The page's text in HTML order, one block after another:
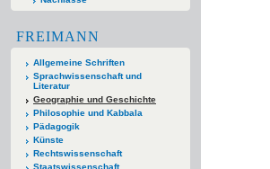
FREIMANN
Allgemeine Schriften
Sprachwissenschaft und
Literatur
Geographie und Geschichte
Philosophie und Kabbala
Pädagogik
Künste
Rechtswissenschaft
Staatswissenschaft